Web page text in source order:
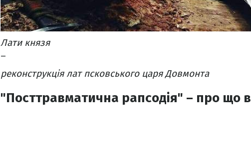
Лати князя
–
реконструкція лат псковського царя Довмонта
"Посттравматична рапсодія" – про що